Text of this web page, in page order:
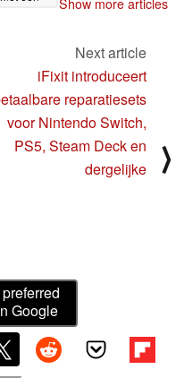
Next article
iFixit introduceert
reparatiesets
voor Nintendo Switch,
PS5, Steam Deck en
dergelijke
⟩
Google